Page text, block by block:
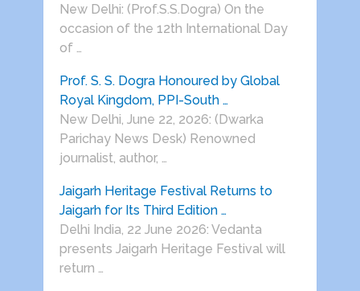
New Delhi: (Prof.S.S.Dogra) On the
occasion of the 12th International Day
of …
Prof. S. S. Dogra Honoured by Global
Royal Kingdom, PPI-South …
New Delhi, June 22, 2026: (Dwarka
Parichay News Desk) Renowned
journalist, author, …
Jaigarh Heritage Festival Returns to
Jaigarh for Its Third Edition …
Delhi India, 22 June 2026: Vedanta
presents Jaigarh Heritage Festival will
return …